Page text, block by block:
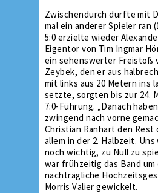
Zwischendurch durfte mit
mal ein anderer Spieler ran
5:0 erzielte wieder
Eigentor von Tim Ingmar
ein sehenswerter Freistoß
Zeybek, den er aus
mit links aus 20 Metern ins
setzte, sorgten bis zur 24.
7:0-Führung. „Danach
zwingend nach vorne
Christian Ranhart den Rest
allem in der 2. Halbzeit.
noch wichtig, zu Null zu
war frühzeitig das Band um
nachträgliche
Morris Valier gewickelt.